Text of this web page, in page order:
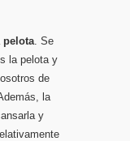
pelota. Se
la pelota y
de
la
y